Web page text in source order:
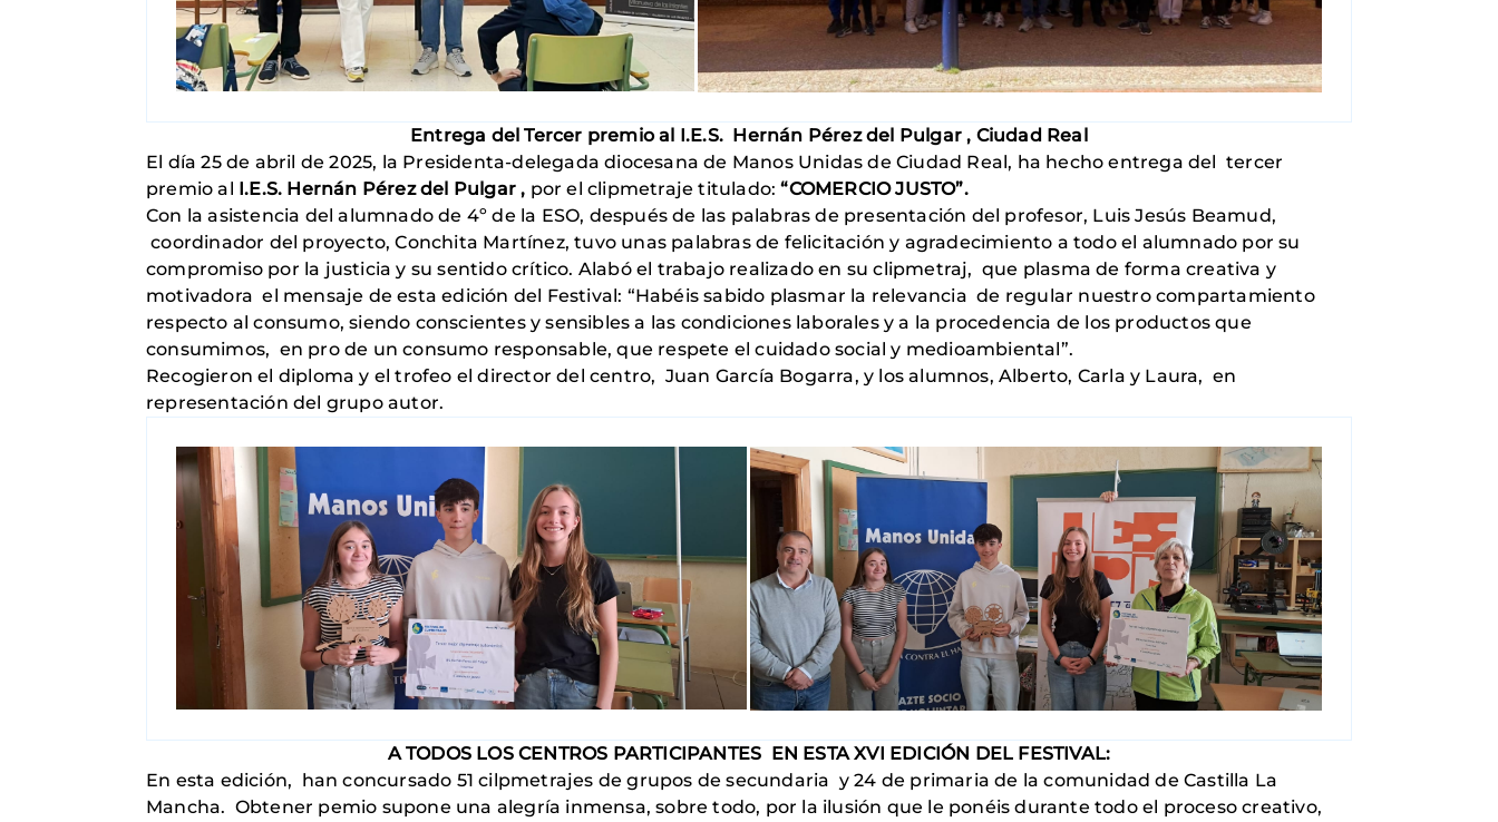
Entrega del Tercer premio al I.E.S. Hernán Pérez del Pulgar , Ciudad Real
El día 25 de abril de 2025, la Presidenta-delegada diocesana de Manos Unidas de Ciudad Real, ha hecho entrega del tercer
premio al I.E.S. Hernán Pérez del Pulgar , por el clipmetraje titulado: “COMERCIO JUSTO”.
Con la asistencia del alumnado de 4º de la ESO, después de las palabras de presentación del profesor, Luis Jesús Beamud,
coordinador del proyecto, Conchita Martínez, tuvo unas palabras de felicitación y agradecimiento a todo el alumnado por su
compromiso por la justicia y su sentido crítico. Alabó el trabajo realizado en su clipmetraj, que plasma de forma creativa y
motivadora el mensaje de esta edición del Festival: “Habéis sabido plasmar la relevancia de regular nuestro compartamiento
respecto al consumo, siendo conscientes y sensibles a las condiciones laborales y a la procedencia de los productos que
consumimos, en pro de un consumo responsable, que respete el cuidado social y medioambiental”.
Recogieron el diploma y el trofeo el director del centro, Juan García Bogarra, y los alumnos, Alberto, Carla y Laura, en
representación del grupo autor.
A TODOS LOS CENTROS PARTICIPANTES EN ESTA XVI EDICIÓN DEL FESTIVAL:
En esta edición, han concursado 51 cilpmetrajes de grupos de secundaria y 24 de primaria de la comunidad de Castilla La
Mancha. Obtener pemio supone una alegría inmensa, sobre todo, por la ilusión que le ponéis durante todo el proceso creativo,